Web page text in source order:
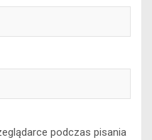
podczas pisania